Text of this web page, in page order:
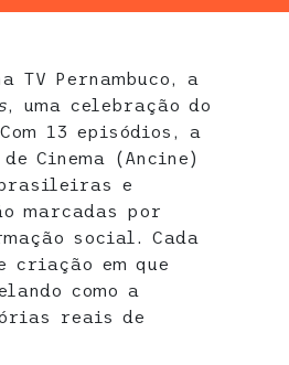
TV Pernambuco, a
, uma celebração do
13 episódios, a
Cinema (Ancine)
brasileiras e
marcadas por
social. Cada
criação em que
como a
reais de